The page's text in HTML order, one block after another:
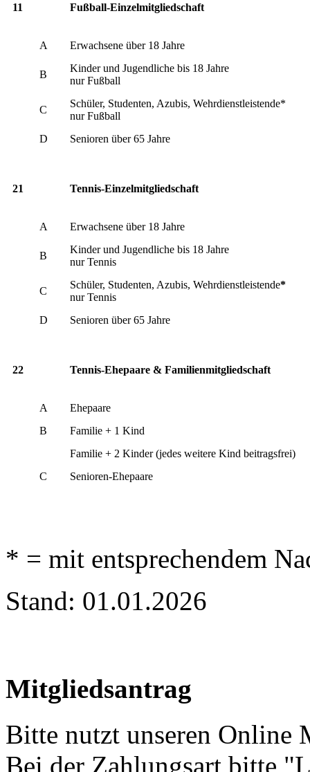
11 Fußball-Einzelmitgliedschaft
A Erwachsene über 18 Jahre
B
Kinder und Jugendliche bis 18 Jahre
nur Fußball
C
Schüler, Studenten, Azubis, Wehrdienstleistende*
nur Fußball
D
Senioren über 65 Jahre
21 Tennis-Einzelmitgliedschaft
A Erwachsene über 18 Jahre
B
Kinder und Jugendliche bis 18 Jahre
nur Tennis
C
Schüler, Studenten, Azubis, Wehrdienstleistende*
nur Tennis
D
Senioren über 65 Jahre
22 Tennis-Ehepaare & Familienmitgliedschaft
A
Ehepaare
B
Familie + 1 Kind
Familie + 2 Kinder (jedes weitere Kind beitragsfrei)
C
Senioren-Ehepaare
* = mit entsprechendem
Stand: 01.01.2026
Mitgliedsantrag
Bitte nutzt unseren Online
Bei der Zahlungsart bitte